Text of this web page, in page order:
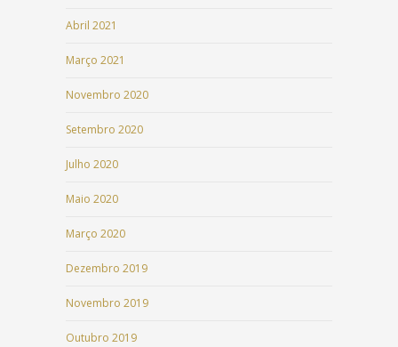
Abril 2021
Março 2021
Novembro 2020
Setembro 2020
Julho 2020
Maio 2020
Março 2020
Dezembro 2019
Novembro 2019
Outubro 2019